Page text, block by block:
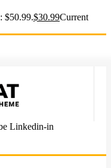
$50.99.$30.99Current
Linkedin-in